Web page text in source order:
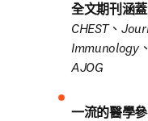
全文期刊涵
CHEST、
Immunology、
AJOG
一流的醫學